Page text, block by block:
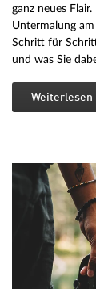
ganz neues
Untermalung
Schritt für
und was Sie
Weiterlesen